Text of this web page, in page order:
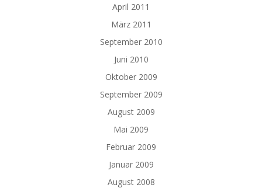
April 2011
März 2011
September 2010
Juni 2010
Oktober 2009
September 2009
August 2009
Mai 2009
Februar 2009
Januar 2009
August 2008